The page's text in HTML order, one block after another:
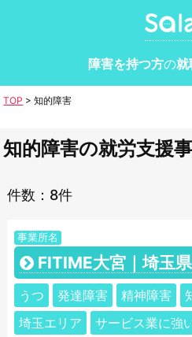
障害を持つ方の就
TOP >知的障害
知的障害の就労支援
件数：8件
事業所名
FITIME大宮｜埼玉
うつ 発達障害 精神障害
埼玉エリア
サービス業に強